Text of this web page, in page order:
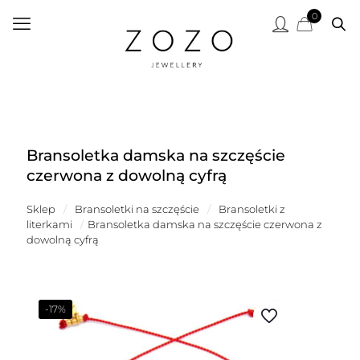
0
Bransoletka damska na szczęście
czerwona z dowolną cyfrą
Sklep / Bransoletki na szczęście /
Bransoletki z
literkami
/ Bransoletka damska na szczęście czerwona z
dowolną cyfrą
-17%